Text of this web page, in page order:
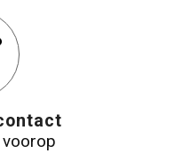
voorop